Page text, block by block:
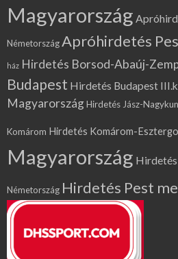
Magyarország
NémetországApróhirdetés
ház Hirdetés Borsod-Abaúj-
Budapest Hirdetés Budapest
MagyarországHirdetés Jász-
Komárom Hirdetés Komárom-
Magyarország
Németország Hirdetés Pest